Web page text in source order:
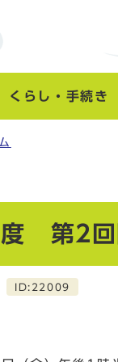
くらし・手続き
第2回
ID:22009